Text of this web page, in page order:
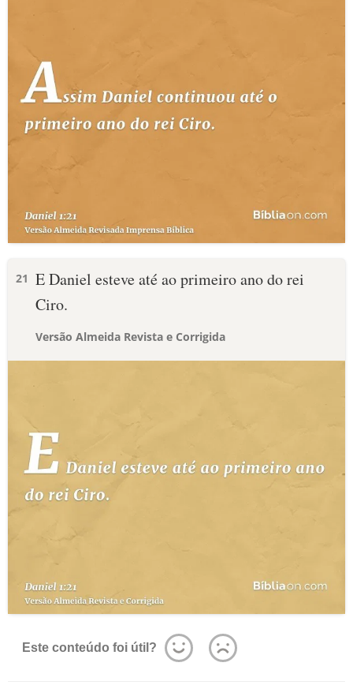
21 E Daniel esteve até ao primeiro ano do rei
Ciro.
Versão Almeida Revista e Corrigida
Este conteúdo foi útil?